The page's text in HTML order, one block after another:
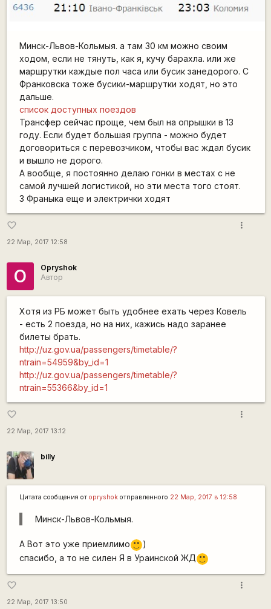
Минск-Львов-Кольмыя. а там 30 км можно своим
ходом, если не тянуть, как я, кучу барахла. или же
маршрутки каждые пол часа или бусик занедорого. С
Франковска тоже бусики-маршрутки ходят, но это
дальше.
список доступных поездов
Трансфер сейчас проще, чем был на опрышки в 13
году. Если будет большая группа - можно будет
договориться с перевозчиком, чтобы вас ждал бусик
и вышло не дорого.
А вообще, я постоянно делаю гонки в местах с не
самой лучшей логистикой, но эти места того стоят.
З Франыка еще и электрички ходят
favorite_border
22 Мар, 2017 12:58
more_vert
O
Opryshok
Автор
Хотя из РБ может быть удобнее ехать через Ковель
- есть 2 поезда, но на них, кажись надо заранее
билеты брать.
http://uz.gov.ua/passengers/timetable/?
ntrain=54959&by_id=1
http://uz.gov.ua/passengers/timetable/?
ntrain=55366&by_id=1
favorite_border
22 Мар, 2017 13:12
more_vert
billy
Цитата сообщения от opryshokотправленного 22 Мар, 2017 в 12:58
Минск-Львов-Кольмыя.
А Вот это уже приемлимо :) )
спасибо, а то не силен Я в Ураинской ЖД :)
favorite_border
22 Мар, 2017 13:50
more_vert